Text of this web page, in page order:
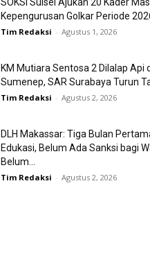
Kepengurusan Golkar Periode
Tim Redaksi - Agustus 1, 2026
KM Mutiara Sentosa 2 Dilalap Api
Sumenep, SAR Surabaya Turun
Tim Redaksi - Agustus 2, 2026
DLH Makassar: Tiga Bulan
Edukasi, Belum Ada Sanksi bagi
Belum...
Tim Redaksi - Agustus 2, 2026